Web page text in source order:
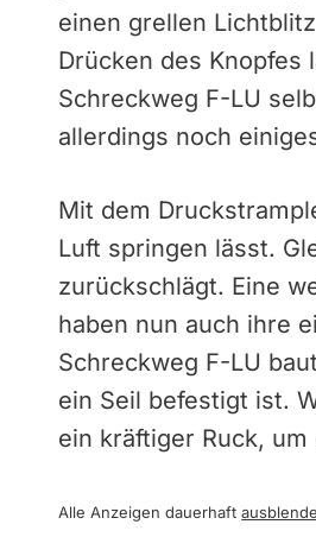
einen grellen
Drücken des Knopfes
Schreckweg F-LU
allerdings noch
Mit dem
Luft springen lässt.
zurückschlägt. Eine
haben nun auch ihre
Schreckweg F-LU
ein Seil befestigt ist.
ein kräftiger Ruck,
Alle Anzeigen dauerhaft